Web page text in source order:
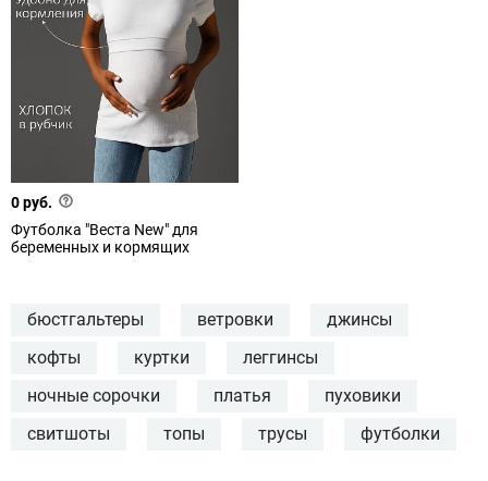
0 руб.
Футболка "Веста New" для
беременных и кормящих
бюстгальтеры ветровки
джинсы
кофты
куртки
леггинсы
ночные сорочки
платья
пуховики
свитшоты
топы трусы футболки